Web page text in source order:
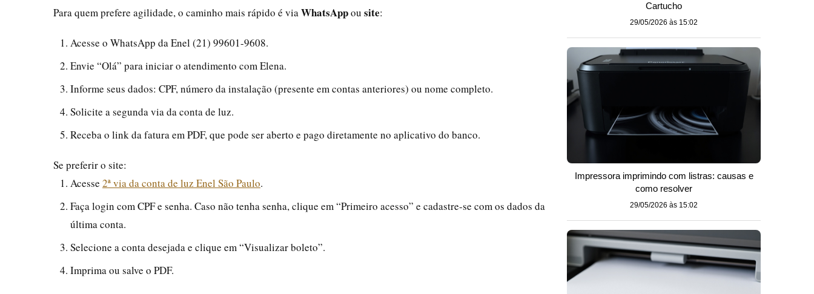
Para quem prefere agilidade, o caminho mais rápido é via WhatsAppou site:
Acesse o WhatsApp da Enel (21) 99601-9608.
Envie “Olá” para iniciar o atendimento com Elena.
Informe seus dados: CPF, número da instalação (presente em contas anteriores) ou nome completo.
Solicite a segunda via da conta de luz.
Receba o link da fatura em PDF, que pode ser aberto e pago diretamente no aplicativo do banco.
Se preferir o site:
Acesse 2ª via da conta de luz Enel São Paulo.
Faça login com CPF e senha. Caso não tenha senha, clique em “Primeiro acesso” e cadastre-se com os dados da
última conta.
Selecione a conta desejada e clique em “Visualizar boleto”.
Imprima ou salve o PDF.
Cartucho
29/05/2026 às 15:02
Impressora imprimindo com listras: causas e
como resolver
29/05/2026 às 15:02